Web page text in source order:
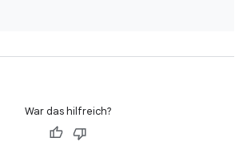
War das hilfreich?